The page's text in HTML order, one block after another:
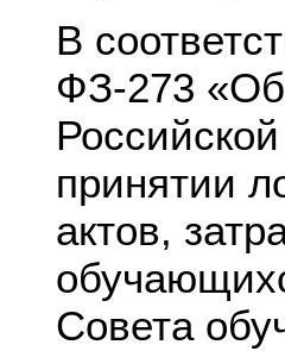
В
ФЗ-273
принятии
актов,
Совета